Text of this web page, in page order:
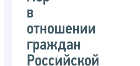
в
отношении
граждан
Российской